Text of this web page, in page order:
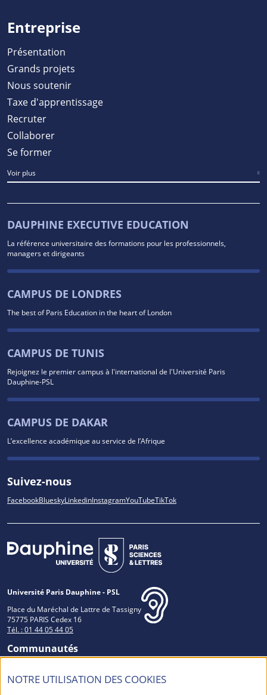
NOTRE UTILISATION DES COOKIES
Entreprise
Présentation
Grands projets
Nous soutenir
Taxe d'apprentissage
Recruter
Collaborer
Se former
Voir plus
DAUPHINE EXECUTIVE EDUCATION
La référence universitaire des formations pour les professionnels,
managers et dirigeants
CAMPUS DE LONDRES
The best of Paris Education in the heart of London
CAMPUS DE TUNIS
Rejoignez le premier campus à l'international de l'Université Paris
Dauphine-PSL
CAMPUS DE DAKAR
L’excellence académique au service de l’Afrique
Suivez-nous
FacebookBlueskyLinkedinInstagramYouTubeTikTok
Université Paris Dauphine - PSL
Place du Maréchal de Lattre de Tassigny
75775 PARIS Cedex 16
Tél. : 01 44 05 44 05
Communautés